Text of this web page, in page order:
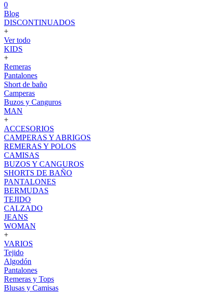
0
Blog
DISCONTINUADOS
+
Ver todo
KIDS
+
Remeras
Pantalones
Short de baño
Camperas
Buzos y Canguros
MAN
+
ACCESORIOS
CAMPERAS Y ABRIGOS
REMERAS Y POLOS
CAMISAS
BUZOS Y CANGUROS
SHORTS DE BAÑO
PANTALONES
BERMUDAS
TEJIDO
CALZADO
JEANS
WOMAN
+
VARIOS
Tejido
Algodón
Pantalones
Remeras y Tops
Blusas y Camisas